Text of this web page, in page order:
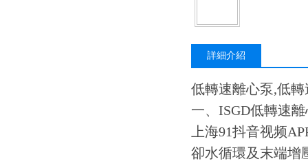
詳細介紹
低轉速離心泵,低
一、ISGD低轉速離
上海91抖音视频
卻水循環及末端增壓